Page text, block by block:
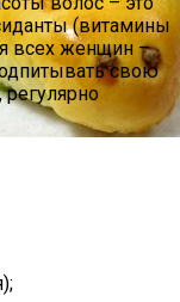
Для Удачи,
Не Должно
(витамины
всех женщин –
свою